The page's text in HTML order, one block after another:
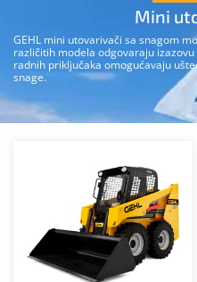
Mini
GEHL mini utovarivači sa snagom
različitih modela odgovaraju
radnih priključaka omogućavaju
snage.